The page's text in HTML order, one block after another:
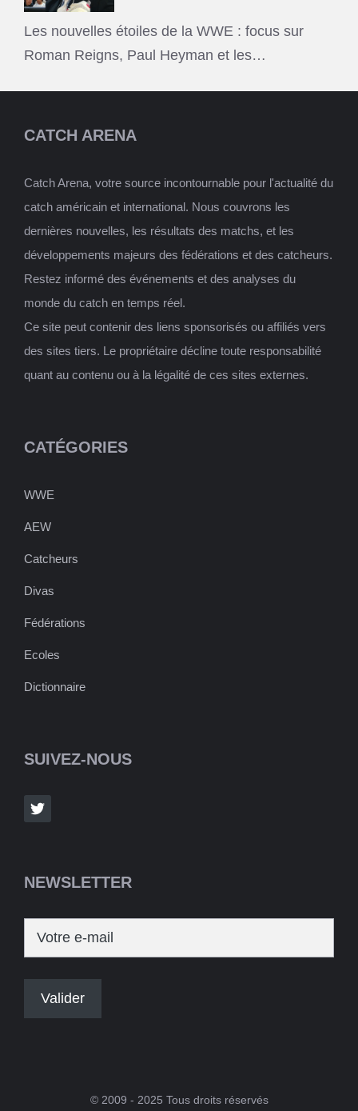
Les nouvelles étoiles de la WWE : focus sur
Roman Reigns, Paul Heyman et les…
CATCH ARENA
Catch Arena, votre source incontournable pour l'actualité du
catch américain et international. Nous couvrons les
dernières nouvelles, les résultats des matchs, et les
développements majeurs des fédérations et des catcheurs.
Restez informé des événements et des analyses du
monde du catch en temps réel.
Ce site peut contenir des liens sponsorisés ou affiliés vers
des sites tiers. Le propriétaire décline toute responsabilité
quant au contenu ou à la légalité de ces sites externes.
CATÉGORIES
WWE
AEW
Catcheurs
Divas
Fédérations
Ecoles
Dictionnaire
SUIVEZ-NOUS
NEWSLETTER
© 2009 - 2025 Tous droits réservés